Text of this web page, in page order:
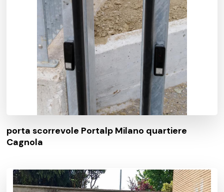
porta scorrevole Portalp Milano quartiere
Cagnola